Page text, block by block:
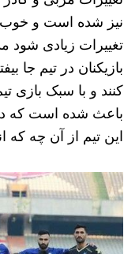
نیز شده است و خوب
تغییرات زیادی شود
بازیکنان در تیم جا
کنند و با سبک بازی
باعث شده است که در
این تیم از آن چه